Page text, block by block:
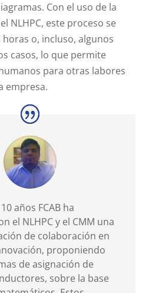
Con el uso de la
NLHPC, este proceso se
o, incluso, algunos
casos, lo que permite
para otras labores
empresa.
años FCAB ha
el NLHPC y el CMM una
de colaboración en
proponiendo
de asignación de
sobre la base